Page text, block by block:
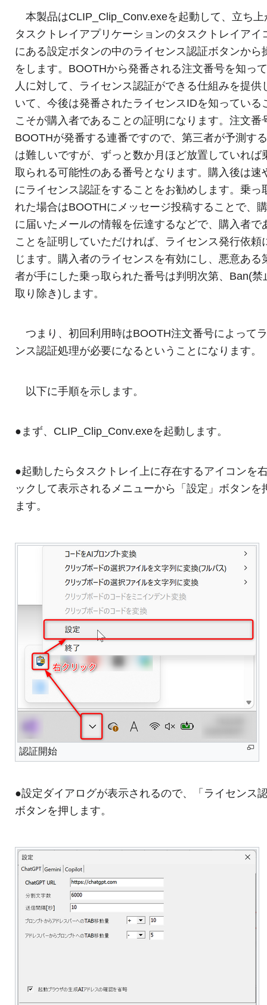
本製品はCLIP_Clip_Conv.exeを起動して、立ち上
タスクトレイアプリケーションのタスクトレイアイ
にある設定ボタンの中のライセンス認証ボタンから
をします。BOOTHから発番される注文番号を知っ
人に対して、ライセンス認証ができる仕組みを提供
いて、今後は発番されたライセンスIDを知っている
こそが購入者であることの証明になります。注文番
BOOTHが発番する連番ですので、第三者が予測す
は難しいですが、ずっと数か月ほど放置していれば
取られる可能性のある番号となります。購入後は速
にライセンス認証をすることをお勧めします。乗っ
れた場合はBOOTHにメッセージ投稿することで、
に届いたメールの情報を伝達するなどで、購入者で
ことを証明していただければ、ライセンス発行依頼
じます。購入者のライセンスを有効にし、悪意ある
者が手にした乗っ取られた番号は判明次第、Ban(禁
取り除き)します。
つまり、初回利用時はBOOTH注文番号によって
ンス認証処理が必要になるということになります。
以下に手順を示します。
●まず、CLIP_Clip_Conv.exeを起動します。
●起動したらタスクトレイ上に存在するアイコンを
ックして表示されるメニューから「設定」ボタンを
ます。
認証開始
●設定ダイアログが表示されるので、「ライセンス
ボタンを押します。